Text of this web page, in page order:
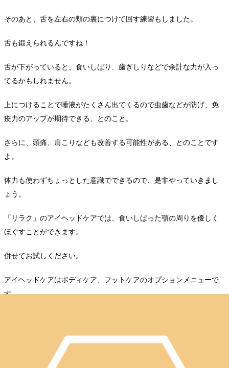
そのあと、舌を左右の頬の裏につけて回す練習もしました。
舌も鍛えられるんですね！
舌が下がっていると、食いしばり、歯ぎしりなどで余計な力が入っ
てるかもしれません。
上につけることで唾液がたくさん出てくるので虫歯などが防げ、免
疫力のアップが期待できる、とのこと。
さらに、頭痛、肩こりなども改善する可能性がある、とのことです
よ。
体力も使わずちょっとした意識でできるので、是非やっていきまし
ょう。
「リラク」のアイヘッドケアでは、食いしばった顎の周りを優しく
ほぐすことができます。
併せてお試しください。
アイヘッドケアはボディケア、フットケアのオプションメニューで
す。
２０分 ２２００円（税込）
+:;;;:++:;;;:++:;;;:++:;;;:++:;;;:++:;;;:++:;;;:++:;;;:++:;;;:++:;;;:+*